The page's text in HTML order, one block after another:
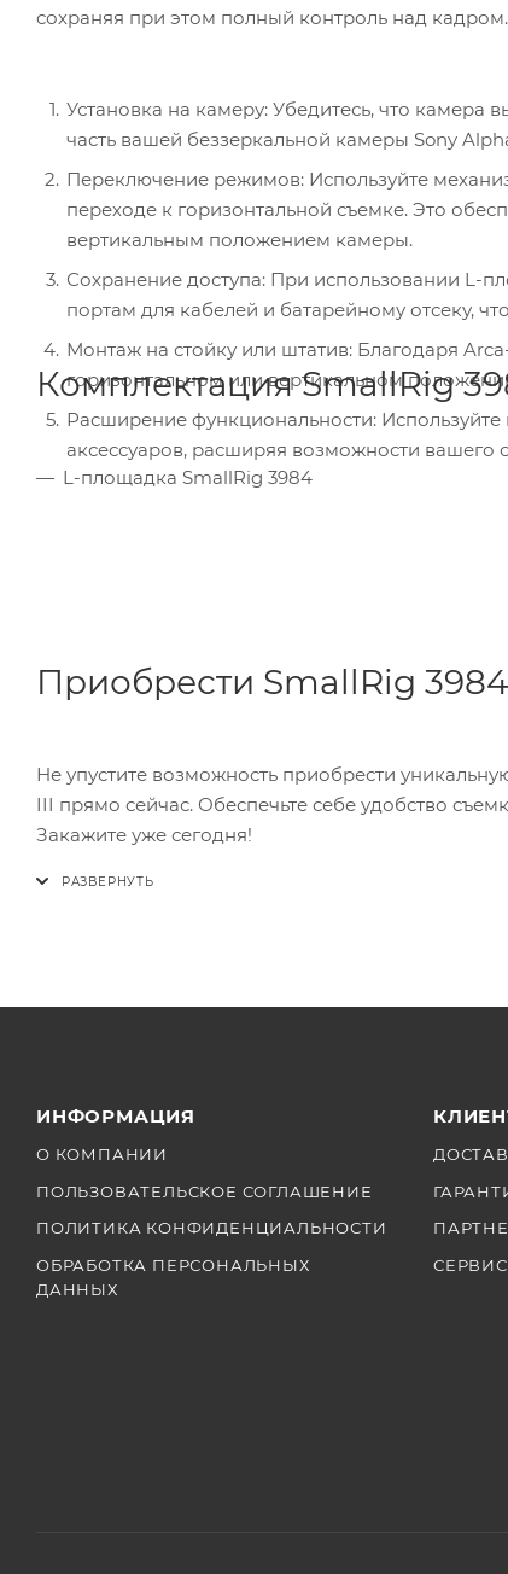
сохраняя при этом полный контроль над кадром.
Установка на камеру: Убедитесь, что
часть вашей беззеркальной камеры Sony
Переключение режимов: Используйте
переходе к горизонтальной съемке. Это
вертикальным положением камеры.
Сохранение доступа: При использовании L-
портам для кабелей и батарейному отсеку,
Монтаж на стойку или штатив: Благодаря
горизонтальном или вертикальном
Расширение функциональности:
аксессуаров, расширяя возможности вашего
Комплектация SmallRig
L-площадка SmallRig 3984
Приобрести SmallRig
Не упустите возможность приобрести
III прямо сейчас. Обеспечьте себе удобство
Закажите уже сегодня!
ИНФОРМАЦИЯ
О КОМПАНИИ
ПОЛЬЗОВАТЕЛЬСКОЕ СОГЛАШЕНИЕ
ПОЛИТИКА КОНФИДЕНЦИАЛЬНОСТИ
ОБРАБОТКА ПЕРСОНАЛЬНЫХ
ДАННЫХ
СЕРВИС